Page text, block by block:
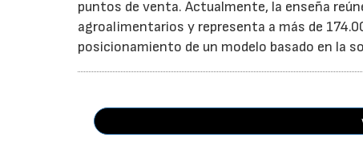
puntos de venta. Actualmente, la enseña
agroalimentarios y representa a más de
posicionamiento de un modelo basado en la